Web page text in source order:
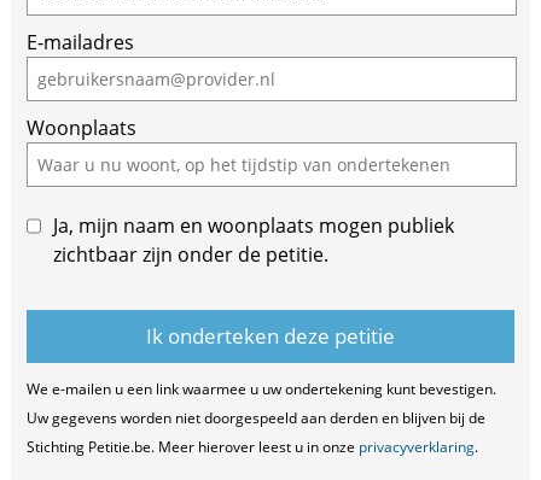
are
a
human,
ignore
this
field
E-mailadres
Woonplaats
Ja, mijn naam en woonplaats mogen publiek
zichtbaar zijn onder de petitie.
We e-mailen u een link waarmee u uw ondertekening kunt bevestigen.
Uw gegevens worden niet doorgespeeld aan derden en blijven bij de
Stichting Petitie.be. Meer hierover leest u in onze privacyverklaring.